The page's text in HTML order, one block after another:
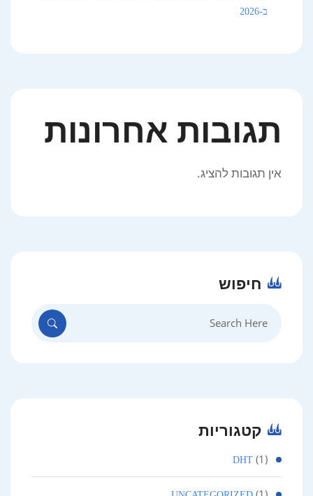
ב-2026
תגובות אחרונות
אין תגובות להציג.
חיפוש
קטגוריות
DHT (1)